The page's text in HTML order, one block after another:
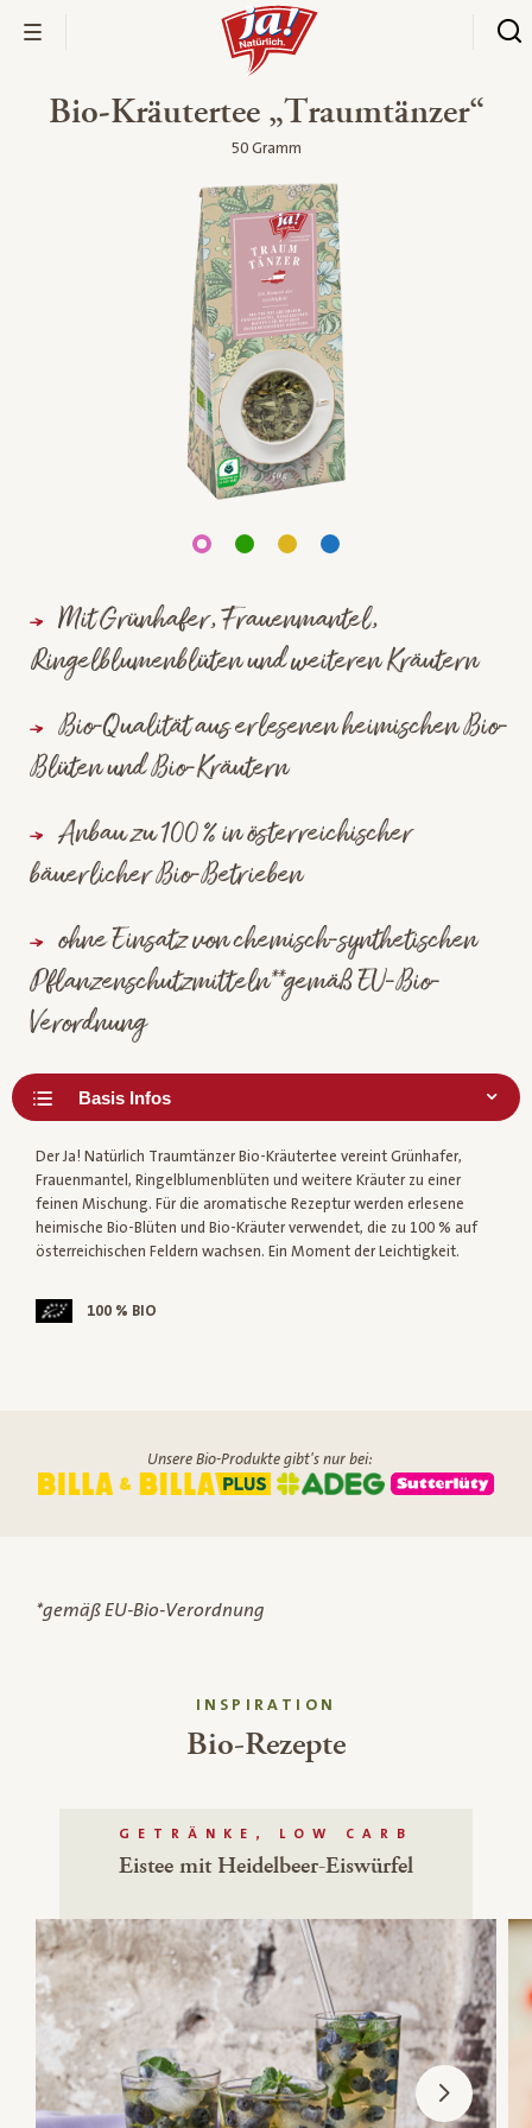
Bio-Kräutertee „Traumtänzer“
50 Gramm
Mit Grünhafer, Frauenmantel,
Ringelblumenblüten und weiteren Kräutern
Bio-Qualität aus erlesenen heimischen Bio-
Blüten und Bio-Kräutern
Anbau zu 100 % in österreichischer
bäuerlicher Bio-Betrieben
ohne Einsatz von chemisch-synthetischen
Pflanzenschutzmitteln**gemäß EU-Bio-
Verordnung
Der Ja! Natürlich Traumtänzer Bio-Kräutertee vereint Grünhafer,
Frauenmantel, Ringelblumenblüten und weitere Kräuter zu einer
feinen Mischung. Für die aromatische Rezeptur werden erlesene
heimische Bio-Blüten und Bio-Kräuter verwendet, die zu 100 % auf
österreichischen Feldern wachsen. Ein Moment der Leichtigkeit.
100 % BIO
Unsere Bio-Produkte gibt's nur bei:
*gemäß EU-Bio-Verordnung
INSPIRATION
Bio-Rezepte
GETRÄNKE, LOW CARB
Eistee mit Heidelbeer-Eiswürfel